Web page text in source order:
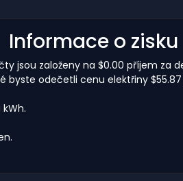
Informace o zisku
jsou založeny na $0.00 příjem za
odečetli cenu elektřiny